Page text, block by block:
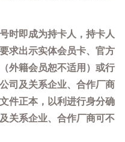
时即成为持卡人，持卡人
求出示实体会员卡、官方
外籍会员恕不适用）或行
司及关系企业、合作厂商
件正本，以利进行身分确
关系企业、合作厂商可不